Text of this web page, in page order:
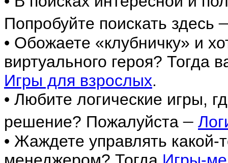
Попробуйте поискать здесь
• Обожаете «клубничку» и
виртуального героя? Тогда
Игры для взрослых.
• Любите логические игры,
решение? Пожалуйста–
• Жаждете управлять